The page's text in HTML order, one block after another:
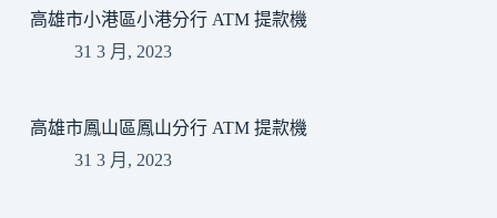
高雄市小港區小港分行 ATM 提款機
31 3 月, 2023
高雄市鳳山區鳳山分行 ATM 提款機
31 3 月, 2023